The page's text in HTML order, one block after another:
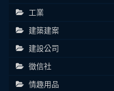
工業
建築建案
建設公司
徵信社
情趣用品